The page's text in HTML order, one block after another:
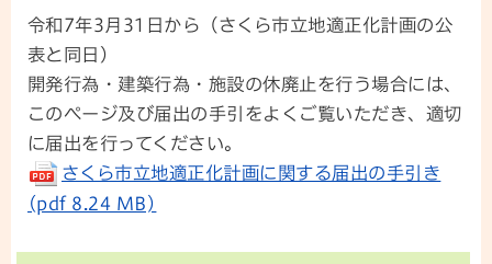
令和7年3月31日から（さくら市立地適正化計画の公
表と同日）
開発行為・建築行為・施設の休廃止を行う場合には、
このページ及び届出の手引をよくご覧いただき、適切
に届出を行ってください。
さくら市立地適正化計画に関する届出の手引き
(pdf 8.24 MB)